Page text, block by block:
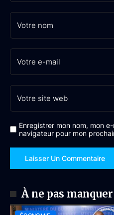
Enregistrer mon nom, mon
navigateur pour mon
À ne pas manquer